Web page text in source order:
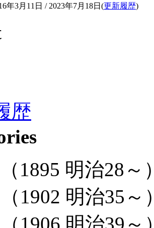
年3月11日 / 2023年7月18日(更新履歴)
歴
1895 明治28～
1902 明治35～